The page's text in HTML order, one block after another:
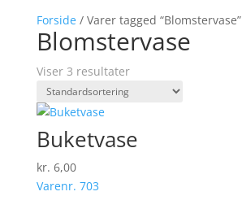
Forside/ Varer tagged “Blomstervase”
Blomstervase
Viser 3 resultater
Buketvase
kr. 6,00
Varenr. 703